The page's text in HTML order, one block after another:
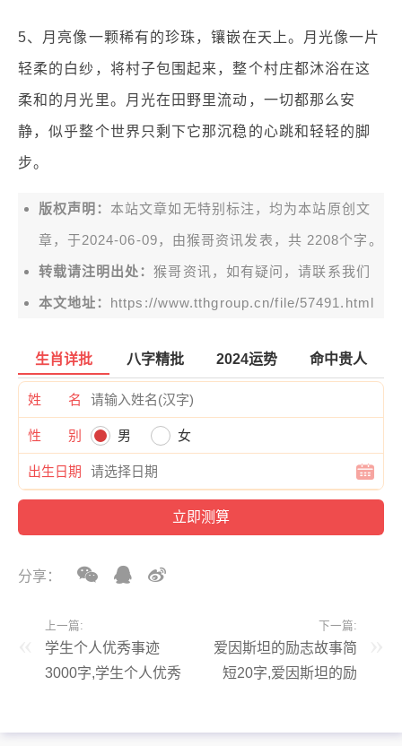
5、月亮像一颗稀有的珍珠，镶嵌在天上。月光像一片
轻柔的白纱，将村子包围起来，整个村庄都沐浴在这
柔和的月光里。月光在田野里流动，一切都那么安
静，似乎整个世界只剩下它那沉稳的心跳和轻轻的脚
步。
版权声明： 本站文章如无特别标注，均为本站原创文
章，于2024-06-09，由猴哥资讯 发表，共 2208个字。
转载请注明出处：猴哥资讯，如有疑问，请联系我们
本文地址： https://www.tthgroup.cn/file/57491.html
生肖详批 八字精批 2024运势 命中贵人
姓 名
性 别 男 女
出生日期
分享：
上一篇:
学生个人优秀事迹
3000字,学生个人优秀
下一篇:
爱因斯坦的励志故事简
短20字,爱因斯坦的励